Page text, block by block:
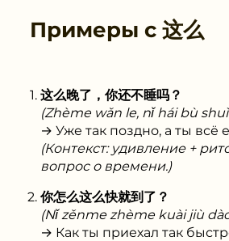
Примеры с 这么
这么晚了，你还不睡吗？
(Zhème wǎn le, nǐ hái bù
→ Уже так поздно, а ты всё
(Контекст: удивление +
вопрос о времени.)
你怎么这么快就到了？
(Nǐ zěnme zhème kuài jiù
→ Как ты приехал так